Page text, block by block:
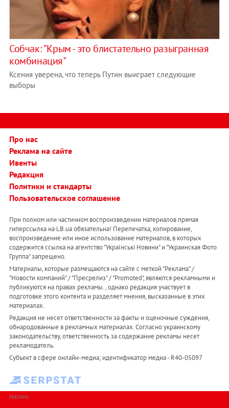
Собчак: "Крым - это блистательно разыгранная
комбинация"
Ксения уверена, что теперь Путин выиграет следующие
выборы
Про нас
Реклама на сайте
Ивенты
Редакция
Политики и стандарты
Пользовательское соглашение
При полном или частичном воспроизведении материалов прямая
гиперссылка на LB.ua обязательна! Перепечатка, копирование,
воспроизведение или иное использование материалов, в которых
содержится ссылка на агентство "Українськi Новини" и "Украинская Фото
Группа" запрещено.
Материалы, которые размещаются на сайте с меткой "Реклама" /
"Новости компаний" / "Пресрелиз" / "Promoted", являются рекламными и
публикуются на правах рекламы. , однако редакция участвует в
подготовке этого контента и разделяет мнения, высказанные в этих
материалах.
Редакция не несет ответственности за факты и оценочные суждения,
обнародованные в рекламных материалах. Согласно украинскому
законодательству, ответственность за содержание рекламы несет
рекламодатель.
Субъект в сфере онлайн-медиа; идентификатор медиа - R40-05097
РЕКЛАМА